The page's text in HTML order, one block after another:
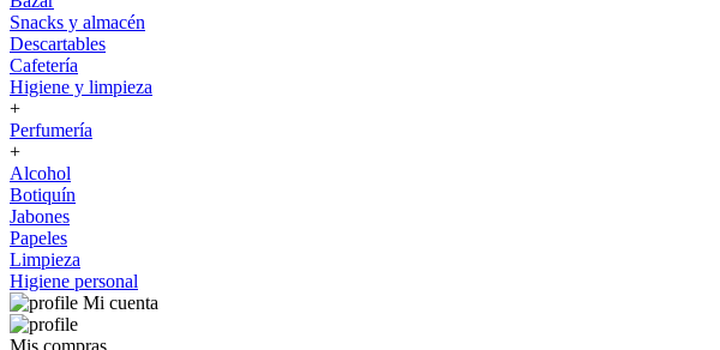
Snacks y almacén
Descartables
Cafetería
Higiene y limpieza
+
Perfumería
+
Alcohol
Botiquín
Jabones
Papeles
Limpieza
Higiene personal
Mi cuenta
Mis compras